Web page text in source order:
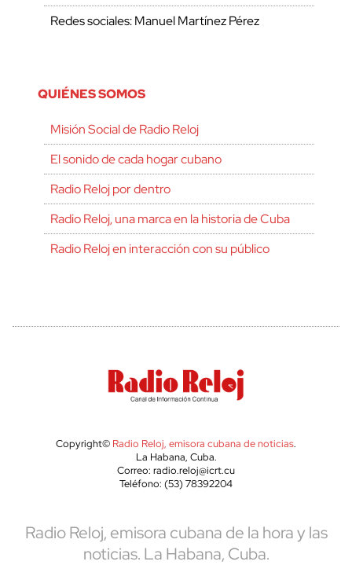
Redes sociales: Manuel Martínez Pérez
QUIÉNES SOMOS
Misión Social de Radio Reloj
El sonido de cada hogar cubano
Radio Reloj por dentro
Radio Reloj, una marca en la historia de Cuba
Radio Reloj en interacción con su público
Copyright© Radio Reloj, emisora cubana de noticias.
La Habana, Cuba.
Correo: radio.reloj@icrt.cu
Teléfono: (53) 78392204
Radio Reloj, emisora cubana de la hora y las
noticias. La Habana, Cuba.